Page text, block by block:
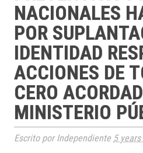
NACIONALES
POR
IDENTIDAD
ACCIONES DE
CERO
MINISTERIO
Escrito por Independiente 5